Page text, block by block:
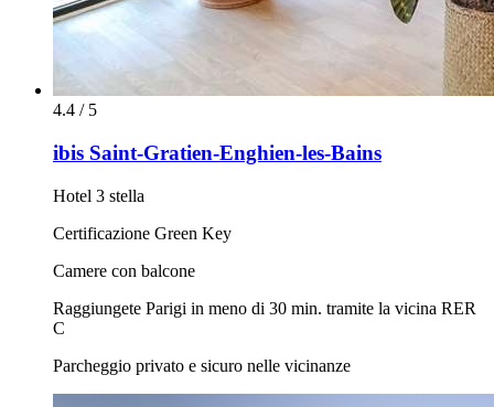
4.4 / 5
ibis Saint-Gratien-Enghien-les-Bains
Hotel 3 stella
Certificazione Green Key
Camere con balcone
Raggiungete Parigi in meno di 30 min. tramite la vicina RER
C
Parcheggio privato e sicuro nelle vicinanze